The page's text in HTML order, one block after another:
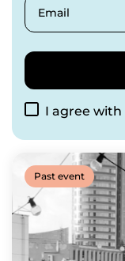
Email
I agree with
Past event